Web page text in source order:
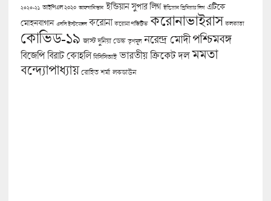
২০২০-২১ আইপিএল ২০২০ আফগানিস্তান ইন্ডিয়ান সুপার লিগ ইন্ডিয়ান প্রিমিয়ার লিগ এটিকে
মোহনবাগান এসসি ইস্টবেঙ্গল করোনা করোনা পজিটিভ করোনাভাইরাস কলকাতা
কোভিড-১৯ জাস্ট দুনিয়া ডেস্ক তৃণমূল নরেন্দ্র মোদী পশ্চিমবঙ্গ
বিজেপি বিরাট কোহলি বিসিসিআই ভারতীয় ক্রিকেট দল মমতা
বন্দ্যোপাধ্যায় রোহিত শর্মা লকডাউন